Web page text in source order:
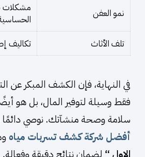
نمو العفن
تلف الأثاث
تكاليف
في النهاية، فإن الكشف المبكر عن
فقط وسيلة لتوفير المال، بل هو
سلامة وصحة منشآتك. نوصي دائمًا
أفضل شركة كشف تسربات مياه